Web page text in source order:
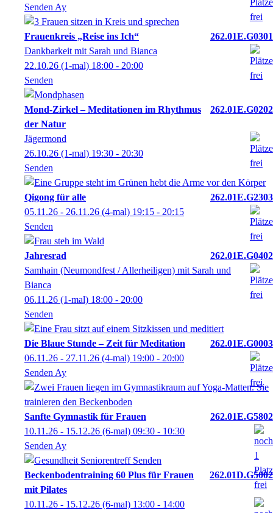
Senden Ay
Frauenkreis „Reise ins Ich“
262.01E.G0301
Dankbarkeit mit Sarah und Bianca
22.10.26 (1-mal) 18:00 - 20:00
Senden
Mond-Zirkel – Meditationen im Rhythmus
der Natur
262.01E.G0202
Jägermond
26.10.26 (1-mal) 19:30 - 20:30
Senden
Qigong für alle
262.01E.G2303
05.11.26 - 26.11.26 (4-mal) 19:15 - 20:15
Senden
Jahresrad
262.01E.G0402
Samhain (Neumondfest / Allerheiligen) mit Sarah und
Bianca
06.11.26 (1-mal) 18:00 - 20:00
Senden
Die Blaue Stunde – Zeit für Meditation
262.01E.G0003
06.11.26 - 27.11.26 (4-mal) 19:00 - 20:00
Senden Ay
Sanfte Gymnastik für Frauen
262.01E.G5802
10.11.26 - 15.12.26 (6-mal) 09:30 - 10:30
Senden Ay
Beckenbodentraining 60 Plus für Frauen
mit Pilates
262.01D.G5002
10.11.26 - 15.12.26 (6-mal) 13:00 - 14:00